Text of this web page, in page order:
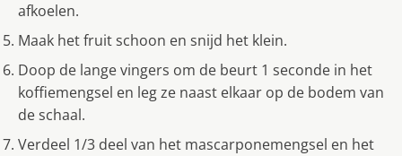
afkoelen.
Maak het fruit schoon en snijd het klein.
Doop de lange vingers om de beurt 1 seconde in het
koffiemengsel en leg ze naast elkaar op de bodem van
de schaal.
Verdeel 1/3 deel van het mascarponemengsel en het